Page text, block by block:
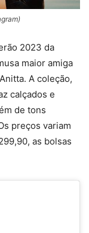
2023 da
maior amiga
A coleção,
calçados e
de tons
preços variam
as bolsas